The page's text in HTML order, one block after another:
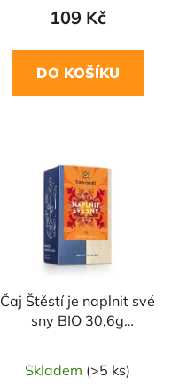
109 Kč
DO KOŠÍKU
Čaj Štěstí je naplnit své
sny BIO 30,6g
Skladem (>5 ks)